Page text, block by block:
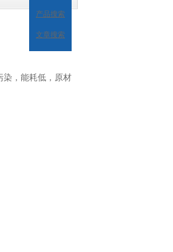
产品搜索
文章搜索
染，能耗低，原材